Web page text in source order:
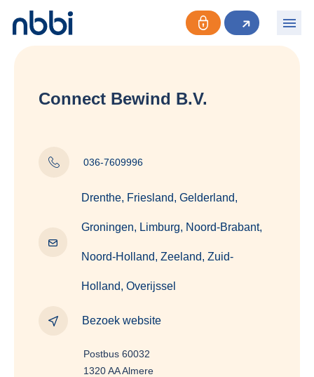
Connect Bewind B.V.
036-7609996
Drenthe, Friesland, Gelderland,
Groningen, Limburg, Noord-Brabant,
Noord-Holland, Zeeland, Zuid-
Holland, Overijssel
Bezoek website
Postbus 60032
1320 AA Almere